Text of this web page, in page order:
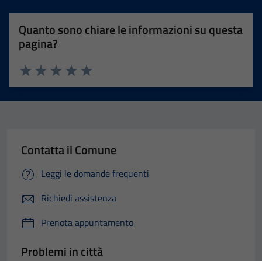
Quanto sono chiare le informazioni su questa
pagina?
Valuta 5 stelle su 5
Valuta 4 stelle su 5
Valuta 3 stelle su 5
Valuta 2 stelle su 5
Valuta 1 stelle su 5
Contatta il Comune
Leggi le domande frequenti
Richiedi assistenza
Prenota appuntamento
Problemi in città